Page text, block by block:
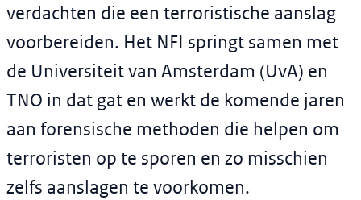
verdachten die een terroristische aanslag
voorbereiden. Het NFI springt samen met
de Universiteit van Amsterdam (UvA) en
TNO in dat gat en werkt de komende jaren
aan forensische methoden die helpen om
terroristen op te sporen en zo misschien
zelfs aanslagen te voorkomen.